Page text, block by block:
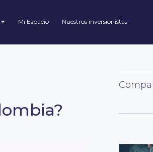
Mi Espacio Nuestros inversionistas